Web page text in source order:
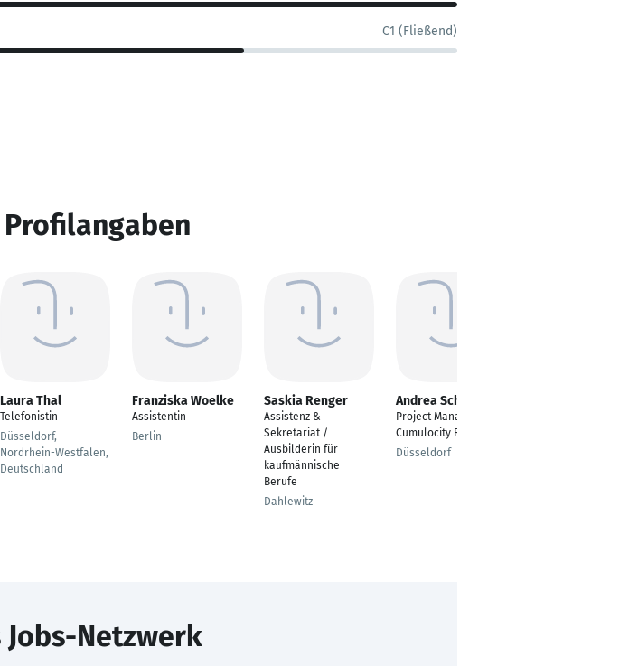
C1 (Fließend)
Laura Thal
Telefonistin
Düsseldorf,
Nordrhein-Westfalen,
Deutschland
Franziska Woelke
Assistentin
Berlin
Saskia Renger
Assistenz &
Sekretariat /
Ausbilderin für
kaufmännische
Berufe
Dahlewitz
Andrea Scheipner
Project Manager
Cumulocity RnD
Düsseldorf
Jobs-Netzwerk